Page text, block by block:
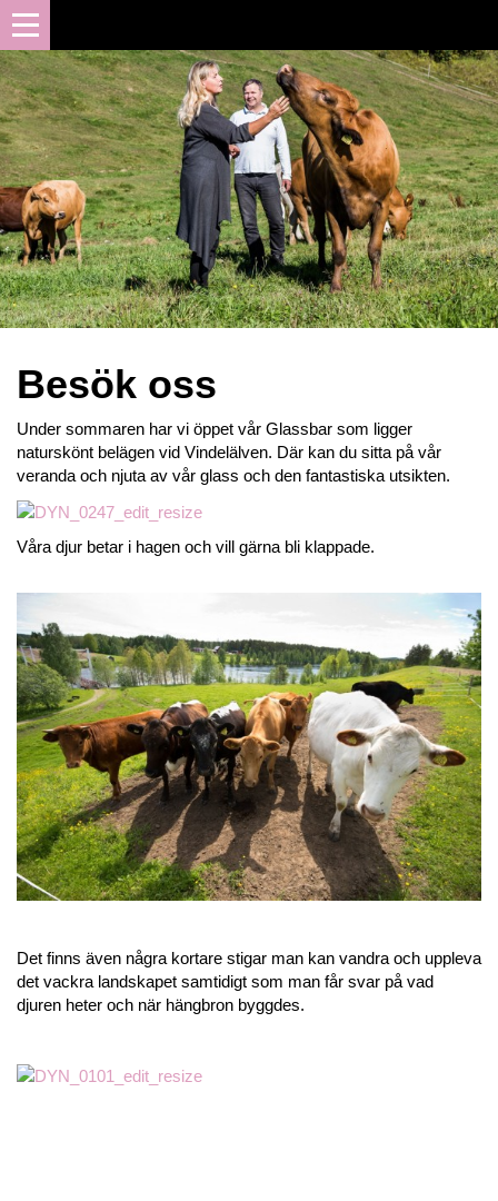
Besök oss
Under sommaren har vi öppet vår Glassbar som ligger
naturskönt belägen vid Vindelälven. Där kan du sitta på vår
veranda och njuta av vår glass och den fantastiska utsikten.
Våra djur betar i hagen och vill gärna bli klappade.
Det finns även några kortare stigar man kan vandra och uppleva
det vackra landskapet samtidigt som man får svar på vad
djuren heter och när hängbron byggdes.